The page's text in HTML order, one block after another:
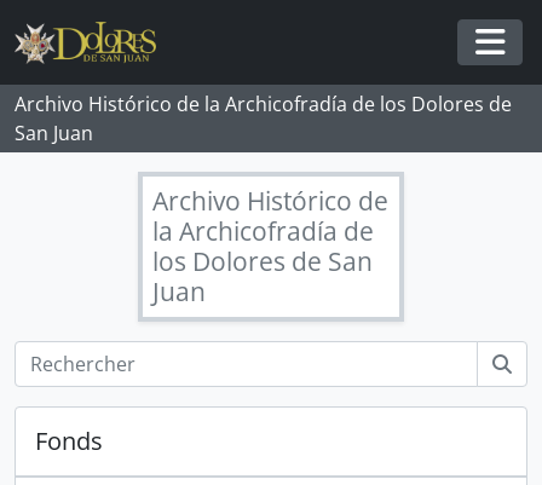
Skip to main content
Archivo Histórico de la Archicofradía de los Dolores de
San Juan
Archivo Histórico de
la Archicofradía de
los Dolores de San
Juan
Fonds